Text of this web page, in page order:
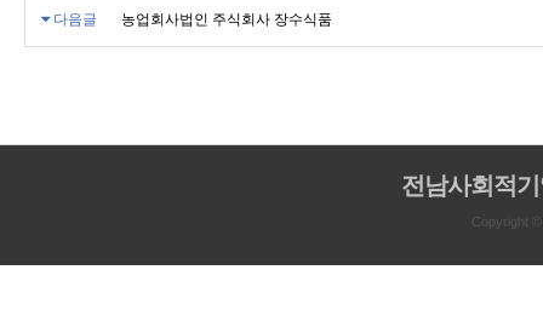
다음글 농업회사법인 주식회사 장수식품
전남사회적
Copyright